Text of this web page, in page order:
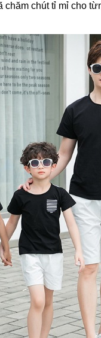
chút tỉ mỉ cho